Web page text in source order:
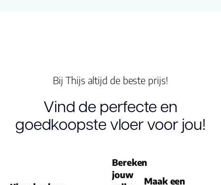
V groef
Gebruiksklasse
Bij Thijs altijd de beste prijs!
Vind de perfecte en
goedkoopste vloer voor jou!
Bereken
jouw
Maak een